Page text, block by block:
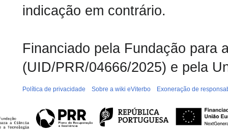
indicação em contrário.
Financiado pela Fundação para
(UID/PRR/04666/2025) e pela
Política de privacidade Sobre a wiki eViterbo Exoneração de